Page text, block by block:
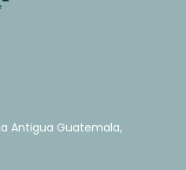
Antigua Guatemala,